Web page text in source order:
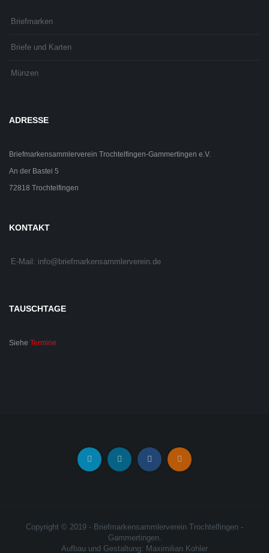
Briefmarken
Briefe und Karten
Münzen
ADRESSE
Briefmarkensammlerverein Trochtelfingen-Gammertingen e.V.
An der Bastei 5
72818 Trochtelfingen
KONTAKT
E-Mail: info@briefmarkensammlerverein.de
TAUSCHTAGE
Siehe Termine
Copyright © 2019 - Briefmarkensammlerverein Trochtelfingen -
Gammertingen.
Aufbau und Gestaltung: Maximilian Kohler